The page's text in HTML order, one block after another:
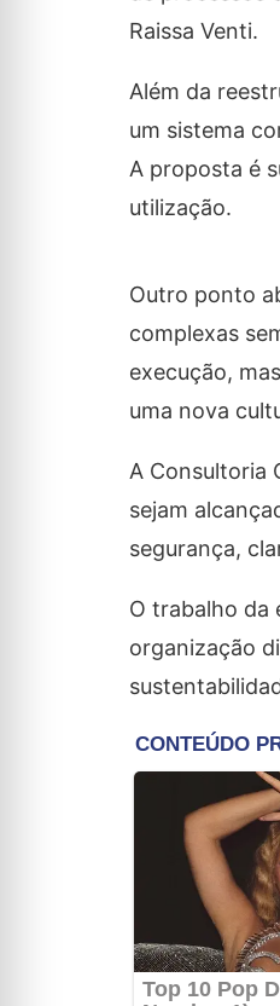
Raissa Venti.
Além da
um sistema
A proposta é
utilização.
Outro ponto
complexas
execução,
uma nova
A Consultoria
sejam
segurança,
O trabalho da
organização